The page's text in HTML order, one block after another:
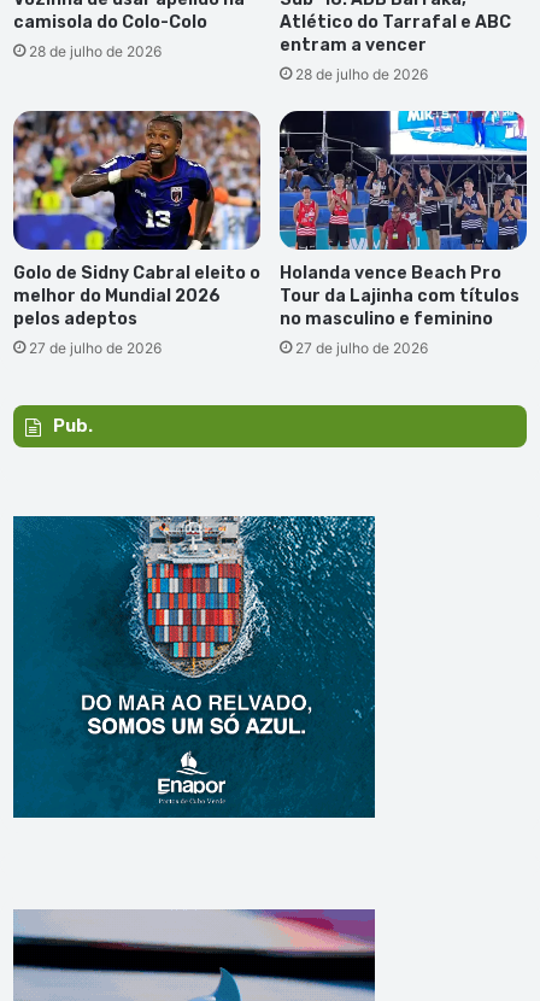
camisola do Colo-Colo
28 de julho de 2026
Atlético do Tarrafal e ABC
entram a vencer
28 de julho de 2026
Golo de Sidny Cabral eleito o
melhor do Mundial 2026
pelos adeptos
27 de julho de 2026
Holanda vence Beach Pro
Tour da Lajinha com títulos
no masculino e feminino
27 de julho de 2026
Pub.